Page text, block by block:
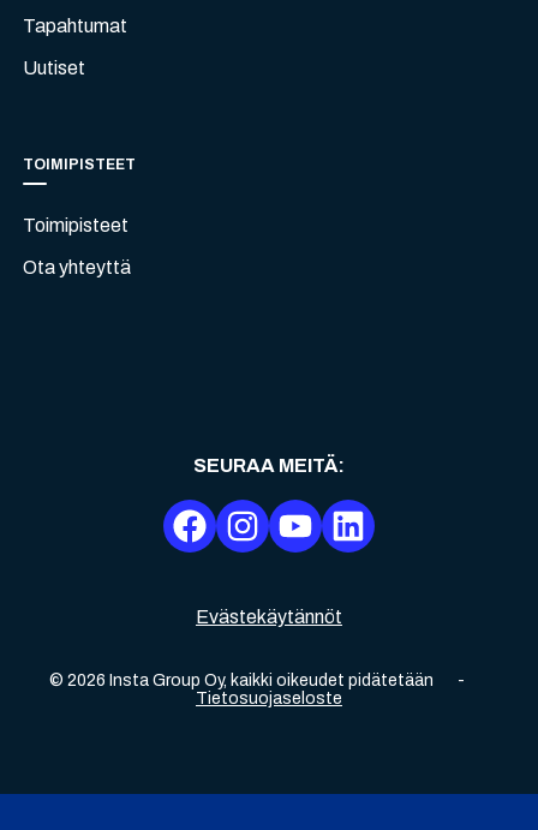
Tapahtumat
Uutiset
TOIMIPISTEET
Toimipisteet
Ota yhteyttä
Evästekäytännöt
© 2026 Insta Group Oy, kaikki oikeudet pidätetään
-
Tietosuojaseloste
SEURAA MEITÄ: